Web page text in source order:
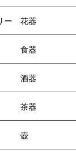
ー 花器
食器
酒器
茶器
壺